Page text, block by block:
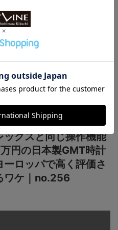
製機械式ダイバーズ時
｜no.258
は“青赤ペプシ”や“ブ
ベリー”だけじゃない】
代ロレックスGMTマ
ーのレアなPCGも再
荷後すぐ売り切れ！】
ックスと同じ操作機能
円の日本製GMT時計
ーロッパで高く評価さ
ワケ｜no.256